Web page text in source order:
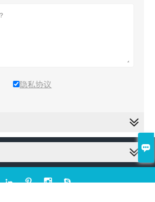

隐私协议
   